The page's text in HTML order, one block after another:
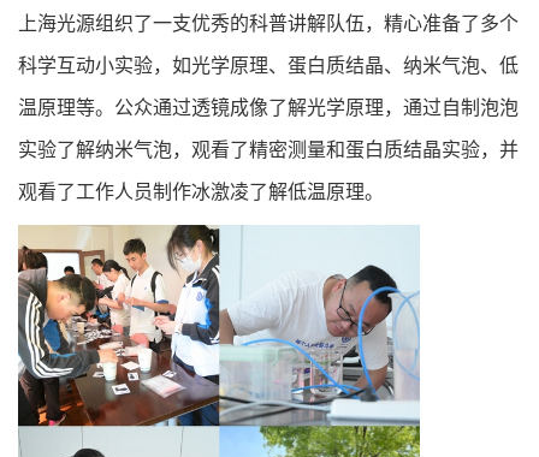
上海光源组织了一支优秀的科普讲解队伍，精心准备了多个
科学互动小实验，如光学原理、蛋白质结晶、纳米气泡、低
温原理等。公众通过透镜成像了解光学原理，通过自制泡泡
实验了解纳米气泡，观看了精密测量和蛋白质结晶实验，并
观看了工作人员制作冰激凌了解低温原理。